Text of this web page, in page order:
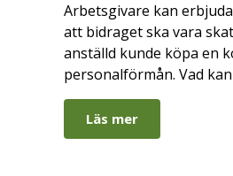
Arbetsgivare kan
att bidraget ska vara
anställd kunde köpa en
personalförmån. Vad
Läs mer